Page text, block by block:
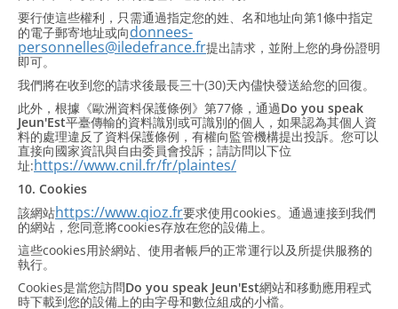
要行使這些權利，只需通過指定您的姓、名和地址向第1條中指定
的電子郵寄地址或向donnees-
personnelles@iledefrance.fr提出請求，並附上您的身份證明
即可。
我們將在收到您的請求後最長三十(30)天內儘快發送給您的回復。
此外，根據《歐洲資料保護條例》第77條，通過Do you speak
Jeun'Est平臺傳輸的資料識別或可識別的個人，如果認為其個人資
料的處理違反了資料保護條例，有權向監管機構提出投訴。您可以
直接向國家資訊與自由委員會投訴；請訪問以下位
址:https://www.cnil.fr/fr/plaintes/
10. Cookies
該網站https://www.qioz.fr要求使用cookies。通過連接到我們
的網站，您同意將cookies存放在您的設備上。
這些cookies用於網站、使用者帳戶的正常運行以及所提供服務的
執行。
Cookies是當您訪問Do you speak Jeun'Est網站和移動應用程式
時下載到您的設備上的由字母和數位組成的小檔。